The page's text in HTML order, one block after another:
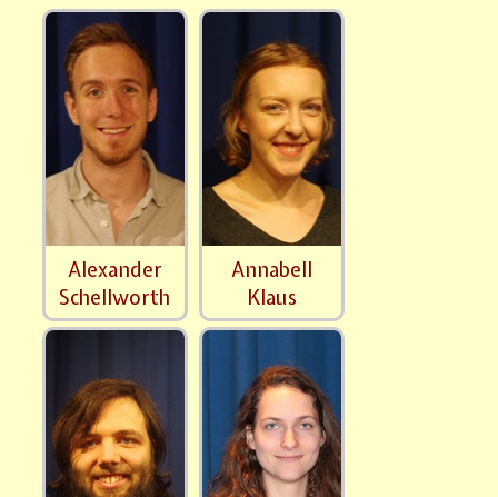
Alexander
Schellworth
Annabell
Klaus